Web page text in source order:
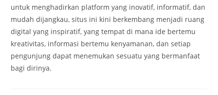
untuk menghadirkan platform yang inovatif, informatif, dan
mudah dijangkau, situs ini kini berkembang menjadi ruang
digital yang inspiratif, yang tempat di mana ide bertemu
kreativitas, informasi bertemu kenyamanan, dan setiap
pengunjung dapat menemukan sesuatu yang bermanfaat
bagi dirinya.